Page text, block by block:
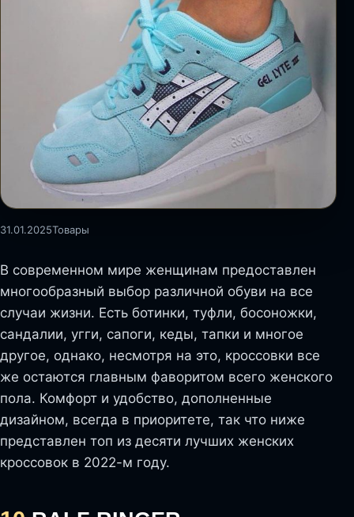
31.01.2025Товары
В современном мире женщинам предоставлен
многообразный выбор различной обуви на все
случаи жизни. Есть ботинки, туфли, босоножки,
сандалии, угги, сапоги, кеды, тапки и многое
другое, однако, несмотря на это, кроссовки все
же остаются главным фаворитом всего женского
пола. Комфорт и удобство, дополненные
дизайном, всегда в приоритете, так что ниже
представлен топ из десяти лучших женских
кроссовок в 2022-м году.